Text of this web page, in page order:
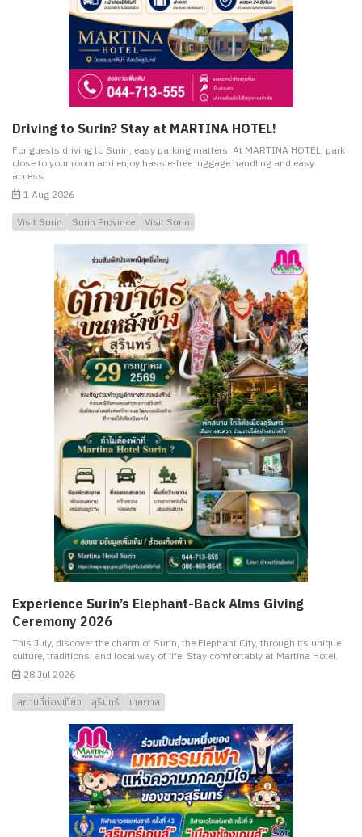
Driving to Surin? Stay at MARTINA HOTEL!
For guests driving to Surin, easy parking matters. At MARTINA HOTEL, park
close to your room and enjoy hassle-free luggage handling and easy
access.
1 Aug 2026
Visit Surin Surin Province Visit Surin
Experience Surin’s Elephant-Back Alms Giving
Ceremony 2026
This July, discover the charm of Surin, the Elephant City, through its unique
culture, traditions, and local way of life. Stay comfortably at Martina Hotel.
28 Jul 2026
สถานที่ท่องเที่ยว สุรินทร์ เทศกาล